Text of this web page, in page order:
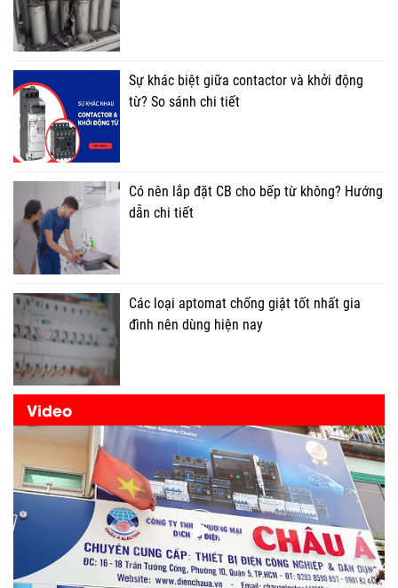
Sự khác biệt giữa contactor và khởi động
từ? So sánh chi tiết
Có nên lắp đặt CB cho bếp từ không? Hướng
dẫn chi tiết
Các loại aptomat chống giật tốt nhất gia
đình nên dùng hiện nay
Video